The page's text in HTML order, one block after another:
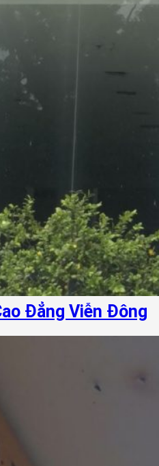
Đẳng Viễn Đông